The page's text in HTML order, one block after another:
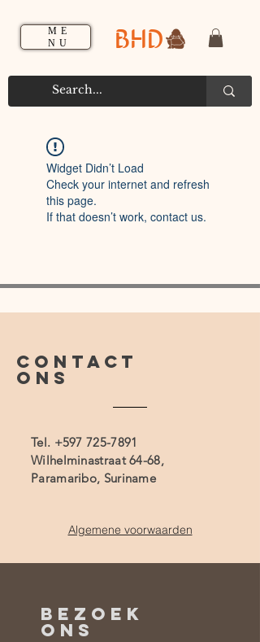
ME
NU
BHD
Widget Didn’t Load
Check your internet and refresh
this page.
If that doesn’t work, contact us.
CONTACT
ONS
Tel. +597 725-7891
Wilhelminastraat 64-68,
Paramaribo, Suriname
Algemene voorwaarden
BEZOEK
ONS